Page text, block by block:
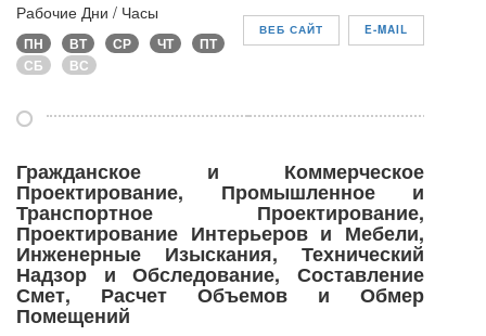
E-MAIL
ВЕБ САЙТ
Рабочие Дни / Часы
ПН ВТ СР ЧТ
ПТ
СБ
ВС
Гражданское и Коммерческое
Проектирование, Промышленное и
Транспортное Проектирование,
Проектирование Интерьеров и Мебели,
Инженерные Изыскания, Технический
Надзор и Обследование, Составление
Смет, Расчет Объемов и Обмер
Помещений